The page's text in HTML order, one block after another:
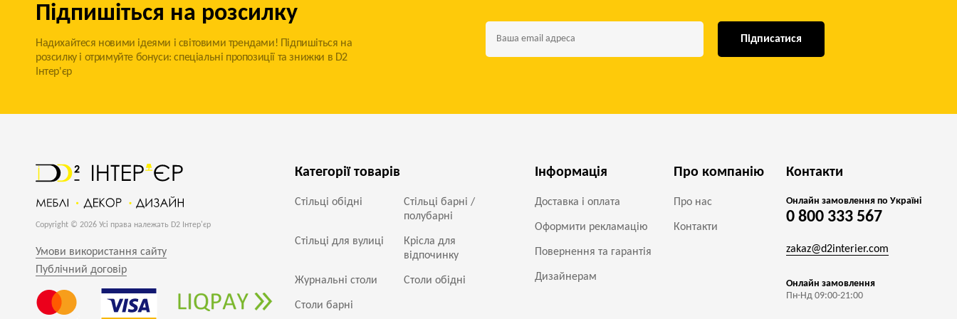
Підпишіться на розсилку
Надихайтеся новими ідеями і світовими трендами! Підпишіться на
розсилку і отримуйте бонуси: спеціальні пропозиції та знижки в D2
Інтер'єр
Підписатися
Copyright © 2026 Усі права належать D2 Інтер'єр
Умови використання сайту
Публічний договір
Категорії товарів
Стільці обідні
Стільці барні /
полубарні
Стільці для вулиці
Крісла для
відпочинку
Журнальні столи Столи обідні
Столи барні
Інформація
Доставка і оплата
Оформити рекламацію
Повернення та гарантія
Дизайнерам
Про компанію
Про нас
Контакти
Контакти
Онлайн замовлення по Україні
0 800 333 567
zakaz@d2interier.com
Онлайн замовлення
Пн-Нд 09:00-21:00